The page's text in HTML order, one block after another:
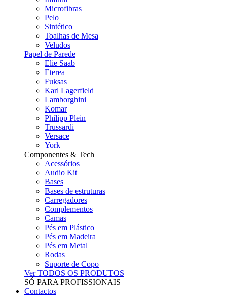
Microfibras
Pelo
Sintético
Toalhas de Mesa
Veludos
Papel de Parede
Elie Saab
Eterea
Fuksas
Karl Lagerfield
Lamborghini
Komar
Philipp Plein
Trussardi
Versace
York
Componentes & Tech
Acessórios
Audio Kit
Bases
Bases de estruturas
Carregadores
Complementos
Camas
Pés em Plástico
Pés em Madeira
Pés em Metal
Rodas
Suporte de Copo
Ver TODOS OS PRODUTOS
SÓ PARA PROFISSIONAIS
Contactos